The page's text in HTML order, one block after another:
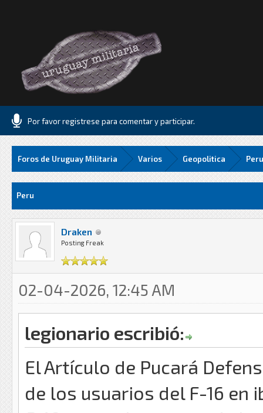
Por favor registrese para comentar y participar.
Foros de Uruguay Militaria Varios Geopolitica Peru
Peru
Draken
Posting Freak
02-04-2026, 12:45 AM
legionario escribió:
El Artículo de Pucará
de los usuarios del F-16 en